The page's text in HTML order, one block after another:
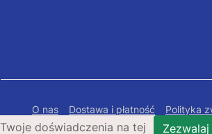
O nas Dostawa i płatność Polityka
Polityka prywatności
Mapa
Twoje doświadczenia na tej